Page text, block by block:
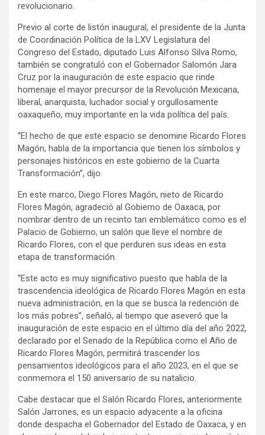
revolucionario.
Previo al corte de listón inaugural, el presidente de la Junta
de Coordinación Política de la LXV Legislatura del
Congreso del Estado, diputado Luis Alfonso Silva Romo,
también se congratuló con el Gobernador Salomón Jara
Cruz por la inauguración de este espacio que rinde
homenaje el mayor precursor de la Revolución Mexicana,
liberal, anarquista, luchador social y orgullosamente
oaxaqueño, muy importante en la vida política del país.
“El hecho de que este espacio se denomine Ricardo Flores
Magón, habla de la importancia que tienen los símbolos y
personajes históricos en este gobierno de la Cuarta
Transformación”, dijo.
En este marco, Diego Flores Magón, nieto de Ricardo
Flores Magón, agradeció al Gobierno de Oaxaca, por
nombrar dentro de un recinto tan emblemático como es el
Palacio de Gobierno, un salón que lleve el nombre de
Ricardo Flores, con el que perduren sus ideas en esta
etapa de transformación.
“Este acto es muy significativo puesto que habla de la
trascendencia ideológica de Ricardo Flores Magón en esta
nueva administración, en la que se busca la redención de
los más pobres”, señaló, al tiempo que aseveró que la
inauguración de este espacio en el último día del año 2022,
declarado por el Senado de la República como el Año de
Ricardo Flores Magón, permitirá trascender los
pensamientos ideológicos para el año 2023, en el que se
conmemora el 150 aniversario de su natalicio.
Cabe destacar que el Salón Ricardo Flores, anteriormente
Salón Jarrones, es un espacio adyacente a la oficina
donde despacha el Gobernador del Estado de Oaxaca, y en